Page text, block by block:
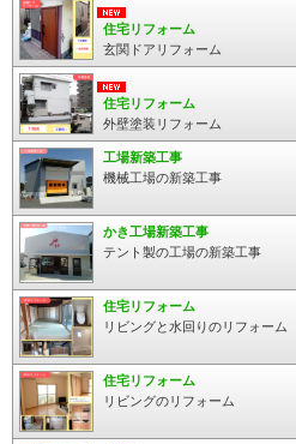
住宅リフォーム
玄関ドアリフォーム
住宅リフォーム
外壁塗装リフォーム
工場新築工事
機械工場の新築工事
かき工場新築工事
テント製の工場の新築工事
住宅リフォーム
リビングと水回りのリフォーム
住宅リフォーム
リビングのリフォーム